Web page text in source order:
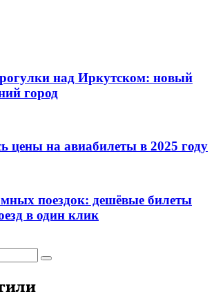
над Иркутском: новый
город
цены на авиабилеты в 2025 году
поездок: дешёвые билеты
в один клик